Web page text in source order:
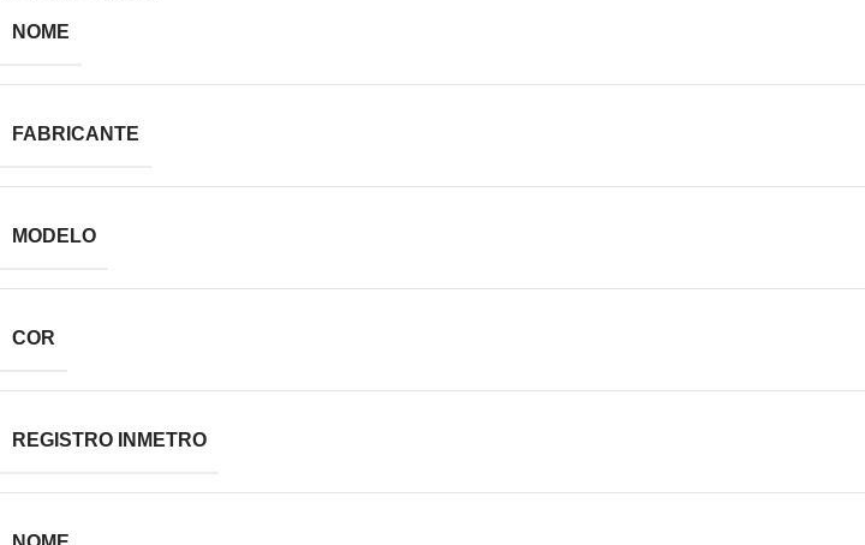
NOME
FABRICANTE
MODELO
COR
REGISTRO INMETRO